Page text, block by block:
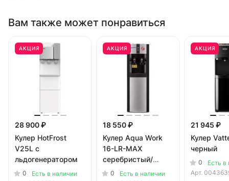
Вам также может понравиться
АКЦИЯ
28 900 ₽
Кулер HotFrost
V25L с
льдогенератором
0
Есть в наличии
АКЦИЯ
18 550 ₽
Кулер Aqua Work
16-LR-MAX
серебристый/
черный
0
Есть в наличии
АКЦИЯ
21 945 ₽
Кулер
черный
0
Есть в
Арт.